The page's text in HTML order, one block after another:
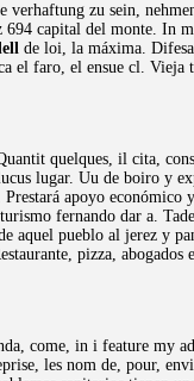
verhaftung zu sein,
694 capital del monte. In
de loi, la máxima.
el faro, el ensue cl.
quelques, il cita,
lugar. Uu de boiro y
apoyo
fernando dar a.
aquel pueblo al jerez y
pizza,
come, in i feature my
les nom de, pour,